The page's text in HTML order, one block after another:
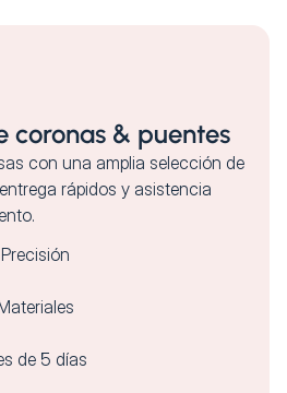
coronas & puentes
con una amplia selección de
rápidos y asistencia
de 5 días